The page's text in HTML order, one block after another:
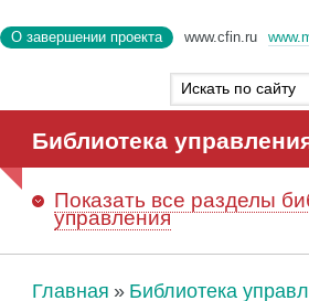
О завершении проекта www.cfin.ru
Библиотека
Показать все разделы
управления
Главная
Библиотека